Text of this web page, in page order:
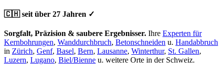
🇨🇭 seit über 27 Jahren ✓
Sorgfalt, Präzision & saubere Ergebnisser. Ihre Experten für
Kernbohrungen, Wanddurchbruch, Betonschneiden u. Handabbruch
in Zürich, Genf, Basel, Bern, Lausanne, Winterthur, St. Gallen,
Luzern, Lugano, Biel/Bienne u. weitere Orte in der Schweiz.